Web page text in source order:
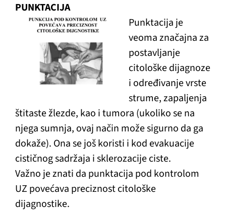
PUNKTACIJA
Punktacija je
veoma značajna za
postavljanje
citološke dijagnoze
i određivanje vrste
strume, zapaljenja
štitaste žlezde, kao i tumora (ukoliko se na
njega sumnja, ovaj način može sigurno da ga
dokaže). Ona se još koristi i kod evakuacije
cističnog sadržaja i sklerozacije ciste.
Važno je znati da punktacija pod kontrolom
UZ povećava preciznost citološke
dijagnostike.